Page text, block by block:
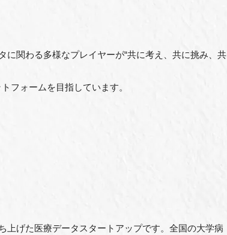
に関わる多様なプレイヤーが“共に考え、共に挑み、共
フォームを目指しています。
上げた医療データスタートアップです。全国の大学病